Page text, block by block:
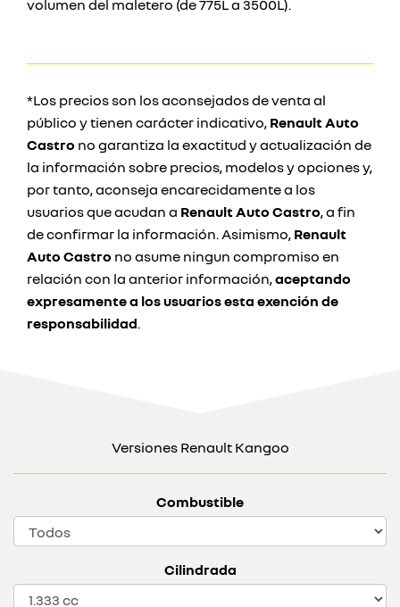
volumen del maletero (de 775L a 3500L).
*Los precios son los aconsejados de venta al
público y tienen carácter indicativo, Renault Auto
Castro no garantiza la exactitud y actualización de
la información sobre precios, modelos y opciones y,
por tanto, aconseja encarecidamente a los
usuarios que acudan a Renault Auto Castro, a fin
de confirmar la información. Asimismo, Renault
Auto Castro no asume ningun compromiso en
relación con la anterior información,aceptando
expresamente a los usuarios esta exención de
responsabilidad.
Versiones Renault Kangoo
Combustible
Cilindrada